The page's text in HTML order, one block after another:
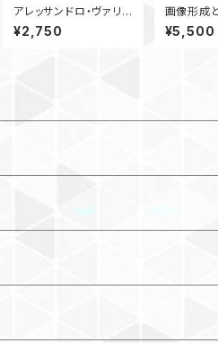
アレッサンドロ・ヴァリニ
ャーノ ― 日本に活字
印刷を南蛮船でもたら
¥2,750
画像形成
¥5,500